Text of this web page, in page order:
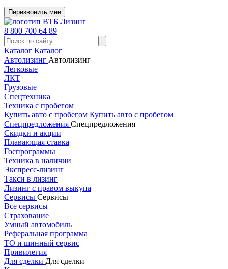
Перезвонить мне
8 800 700 64 89
Каталог Каталог
Автолизинг Автолизинг
Легковые
ЛКТ
Грузовые
Спецтехника
Техника с пробегом
Купить авто с пробегом Купить авто с пробегом
Спецпредложения Спецпредложения
Скидки и акции
Плавающая ставка
Госпрограммы
Техника в наличии
Экспресс-лизинг
Такси в лизинг
Лизинг с правом выкупа
Сервисы Сервисы
Все сервисы
Страхование
Умный автомобиль
Реферальная программа
ТО и шинный сервис
Привилегия
Для сделки Для сделки